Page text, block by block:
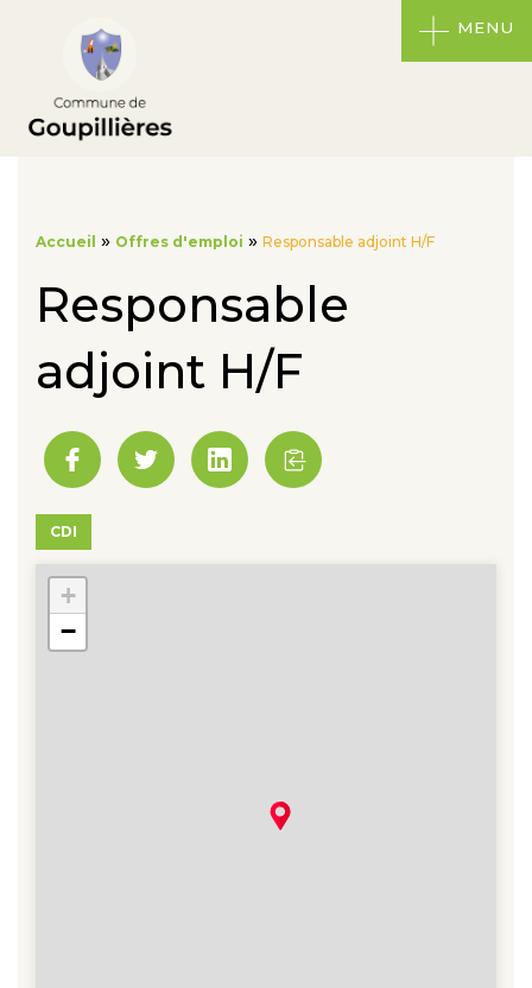
MENU
Accueil » Offres d'emploi » Responsable adjoint H/F
Responsable
adjoint H/F
CDI
78 - Hargeville
+
−